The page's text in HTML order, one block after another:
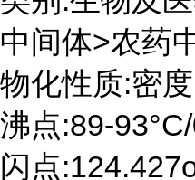
中间体>农药
物化性质:密
沸点:89-
闪点